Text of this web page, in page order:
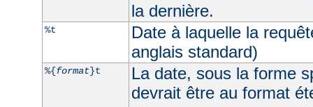
la dernière.
%t
Date à laquelle la
anglais standard)
%{format}t
La date, sous la forme
devrait être au format